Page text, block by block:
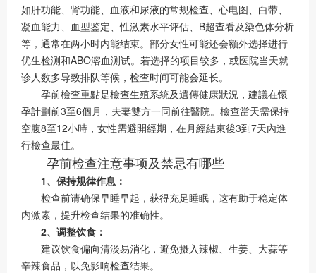
如肝功能、肾功能、血液和尿液的常规检查、心电图、白带、
凝血能力、血型鉴定、性激素水平评估、B超查看及染色体分析
等，通常在两小时内能结束。部分女性可能还会额外选择进行
优生检测和ABO溶血测试。若选择的项目较多，或医院当天就
诊人数多导致排队等候，检查时间可能会延长。
孕前檢查重點是檢查生殖系統及遺傳健康狀況，建議在懷
孕計劃前3至6個月，夫妻雙方一同前往醫院。檢查當天需保持
空腹8至12小時，女性需避開經期，在月經結束後3到7天內進
行檢查最佳。
孕前检查注意事项及禁忌有哪些
1、保持规律作息：
检查前请确保早睡早起，获得充足睡眠，这有助于稳定体
内激素，提升检查结果的准确性。
2、调整饮食：
建议饮食偏向清淡易消化，避免摄入辣椒、生姜、大蒜等
辛辣食品，以免影响检查结果。